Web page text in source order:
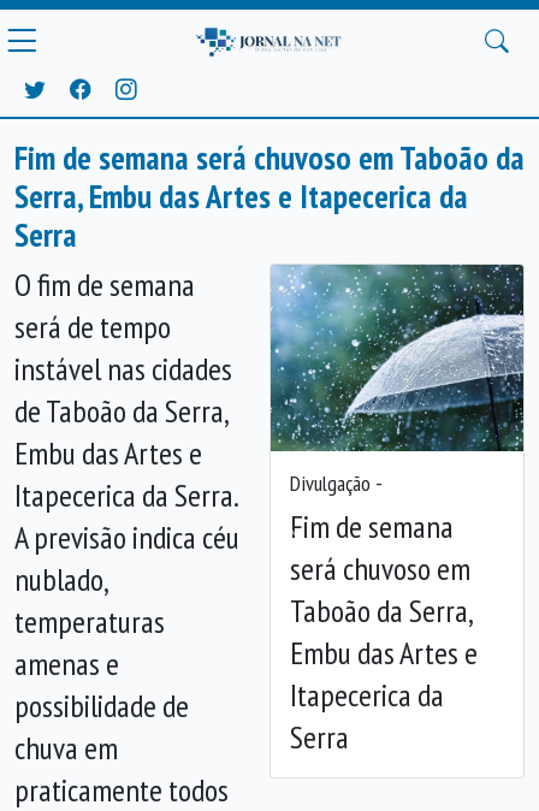
Fim de semana será chuvoso em Taboão da
Serra, Embu das Artes e Itapecerica da
Serra
Divulgação -
Fim de semana
será chuvoso em
Taboão da Serra,
Embu das Artes e
Itapecerica da
Serra
Anterior
O fim de semana
será de tempo
instável nas cidades
de Taboão da Serra,
Embu das Artes e
Itapecerica da Serra.
A previsão indica céu
nublado,
temperaturas
amenas e
possibilidade de
chuva em
praticamente todos